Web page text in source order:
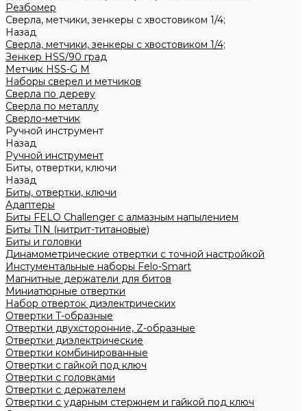
Резбомер
Сверла, метчики, зенкеры с хвостовиком 1/4;
Назад
Сверла, метчики, зенкеры с хвостовиком 1/4;
Зенкер HSS/90 град
Метчик HSS-G М
Наборы сверел и метчиков
Сверла по дереву
Сверла по металлу
Сверло-метчик
Ручной инструмент
Назад
Ручной инструмент
Биты, отвертки, ключи
Назад
Биты, отвертки, ключи
Адаптеры
Биты FELO Challenger с алмазным напылением
Биты TIN (нитрит-титановые)
Биты и головки
Динамометрические отвертки с точной настройкой
Инстументальные наборы Felo-Smart
Магнитные держатели для битов
Миниатюрные отвертки
Набор отверток диэлектрических
Отвертки T-образные
Отвертки двухсторонние, Z-образные
Отвертки диэлектрические
Отвертки комбинированные
Отвертки с гайкой под ключ
Отвертки с головками
Отвертки с держателем
Отвертки с ударным стержнем и гайкой под ключ